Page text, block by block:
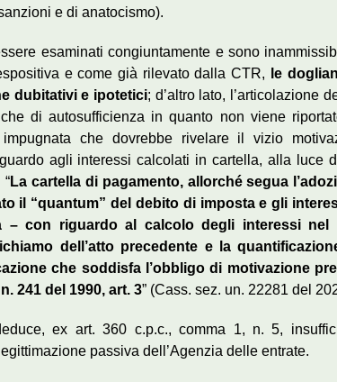
e di anatocismo).
esaminati congiuntamente e sono
e come già rilevato dalla CTR,
le
dubitativi e ipotetici; d’altro lato, l’articolazione
di autosufficienza in quanto non viene
che dovrebbe rivelare il vizio
agli interessi calcolati in cartella, alla luce
La cartella di pagamento, allorché segua
il “quantum” del debito di imposta e gli
– con riguardo al calcolo degli interessi nel
dell’atto precedente e la
che soddisfa l’obbligo di motivazione
241 del 1990, art. 3” (Cass. sez. un. 22281 del
ex art. 360 c.p.c., comma 1, n. 5,
passiva dell’Agenzia delle entrate.